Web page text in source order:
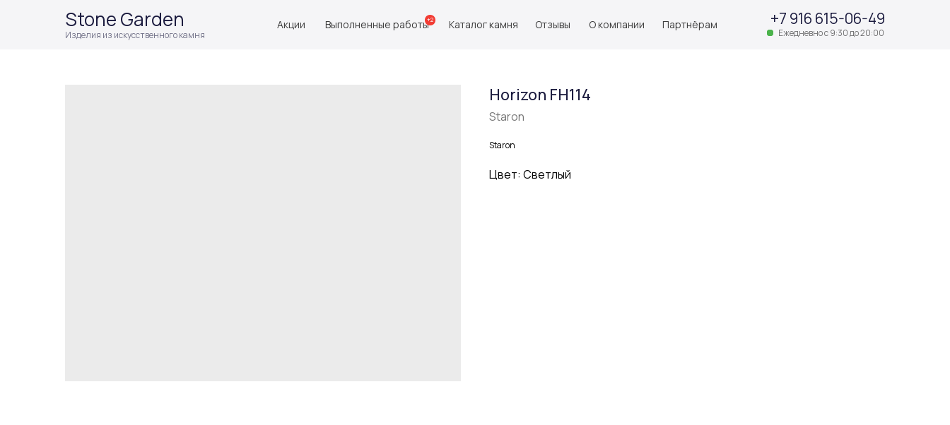
Партнёрам
О компании
Отзывы
Каталог камня
Stone Garden
Изделия из искусственного камня
Выполненные работы+2
Акции +7 916 615-06-49
Ежедневно с 9:30 до 20:00
Horizon FH114
Staron
Staron
Цвет: Светлый